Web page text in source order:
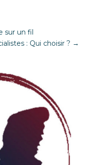
sur un fil
: Qui choisir ? →